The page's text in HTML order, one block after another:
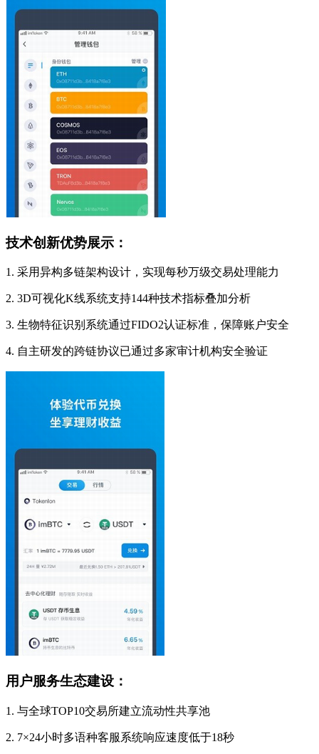
技术创新优势展示：
1. 采用异构多链架构设计，实现每秒万级交易处理能力
2. 3D可视化K线系统支持144种技术指标叠加分析
3. 生物特征识别系统通过FIDO2认证标准，保障账户安全
4. 自主研发的跨链协议已通过多家审计机构安全验证
用户服务生态建设：
1. 与全球TOP10交易所建立流动性共享池
2. 7×24小时多语种客服系统响应速度低于18秒